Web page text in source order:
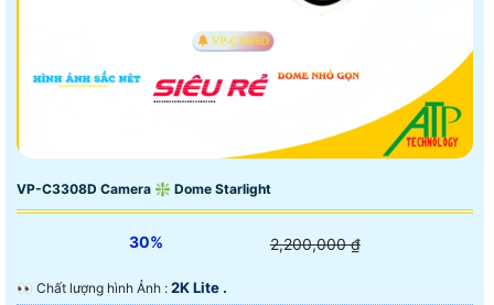
VP-C3308D Camera ❇ Dome Starlight
30% 2,200,000 ₫
️👀 Chất lượng hình Ảnh : 2K Lite .